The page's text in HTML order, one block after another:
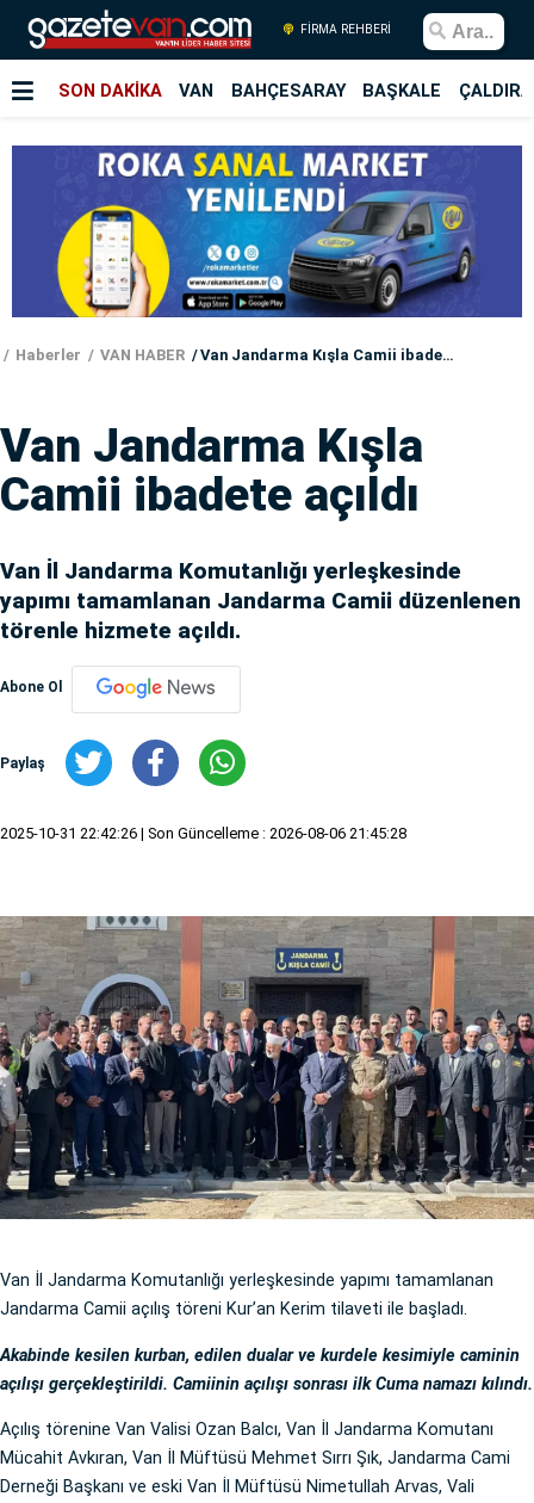
FİRMA REHBERİ
SON DAKİKA VAN BAHÇESARAY BAŞKALE
Haberler VAN HABER Van Jandarma Kışla Camii ibadete açıldı
Van Jandarma Kışla
Camii ibadete açıldı
Van İl Jandarma Komutanlığı yerleşkesinde
yapımı tamamlanan Jandarma Camii düzenlenen
törenle hizmete açıldı.
Abone Ol
Paylaş
2025-10-31 22:42:26 | Son Güncelleme : 2026-08-06 21:45:28
Van İl Jandarma Komutanlığı yerleşkesinde yapımı tamamlanan
Jandarma Camii açılış töreni Kur’an Kerim tilaveti ile başladı.
Akabinde kesilen kurban, edilen dualar ve kurdele kesimiyle caminin
açılışı gerçekleştirildi. Camiinin açılışı sonrası ilk Cuma namazı kılındı.
Açılış törenine Van Valisi Ozan Balcı, Van İl Jandarma Komutanı
Mücahit Avkıran, Van İl Müftüsü Mehmet Sırrı Şık, Jandarma Cami
Derneği Başkanı ve eski Van İl Müftüsü Nimetullah Arvas, Vali